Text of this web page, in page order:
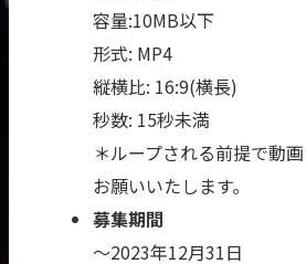
容量:10MB以下
形式: MP4
縦横比: 16:9(横長)
秒数: 15秒未満
＊ループされる前提で動
お願いいたします。
募集期間
〜2023年12月31日